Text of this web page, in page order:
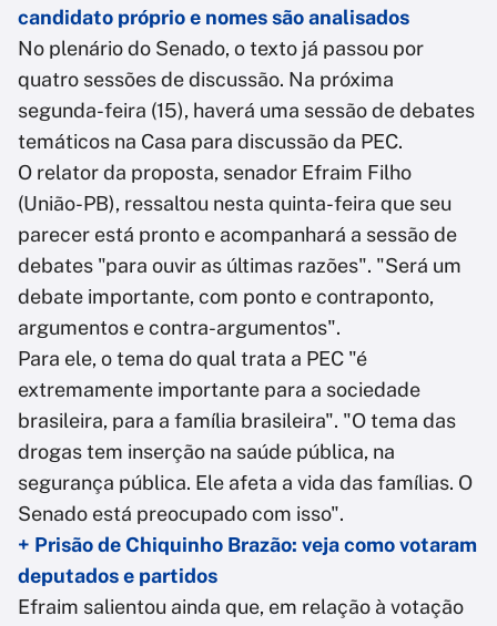
candidato próprio e nomes são analisados
No plenário do Senado, o texto já passou por
quatro sessões de discussão. Na próxima
segunda-feira (15), haverá uma sessão de debates
temáticos na Casa para discussão da PEC.
O relator da proposta, senador Efraim Filho
(União-PB), ressaltou nesta quinta-feira que seu
parecer está pronto e acompanhará a sessão de
debates "para ouvir as últimas razões". "Será um
debate importante, com ponto e contraponto,
argumentos e contra-argumentos".
Para ele, o tema do qual trata a PEC "é
extremamente importante para a sociedade
brasileira, para a família brasileira". "O tema das
drogas tem inserção na saúde pública, na
segurança pública. Ele afeta a vida das famílias. O
Senado está preocupado com isso".
+ Prisão de Chiquinho Brazão: veja como votaram
deputados e partidos
Efraim salientou ainda que, em relação à votação